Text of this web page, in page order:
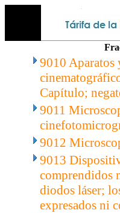
9010 Aparatos
Capítulo;
9011
9012
9013
comprendidos
diodos láser;
expresados ni